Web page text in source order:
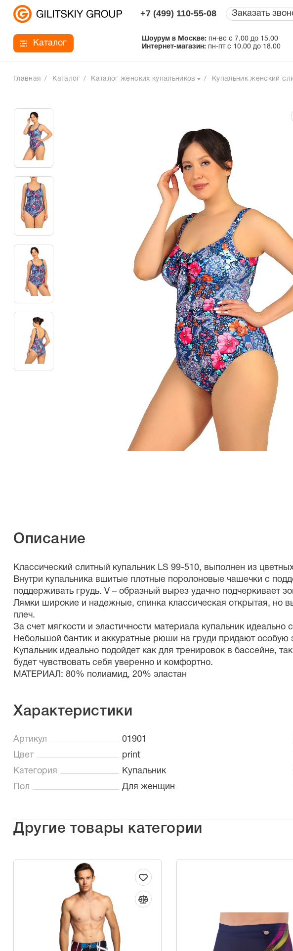
+7 (499) 110-55-08 Заказать
Каталог Шоурум в Москве: пн-вс с 7.00 до 15.00
Интернет-магазин: пн-пт с 10.00 до 18.00
Главная Каталог Каталог женских купальников Купальник женский
Описание
Классический слитный купальник LS 99-510, выполнен из
Внутри купальника вшитые плотные поролоновые чашечки с
поддерживать грудь. V – образный вырез удачно подчеркивает
Лямки широкие и надежные, спинка классическая открытая, но
плеч.
За счет мягкости и эластичности материала купальник
Небольшой бантик и аккуратные рюши на груди придают особую
Купальник идеально подойдет как для тренировок в бассейне,
будет чувствовать себя уверенно и комфортно.
МАТЕРИАЛ: 80% полиамид, 20% эластан
Характеристики
Артикул
01901
Цвет
print
Категория
Купальник
Пол
Для женщин
Другие товары категории